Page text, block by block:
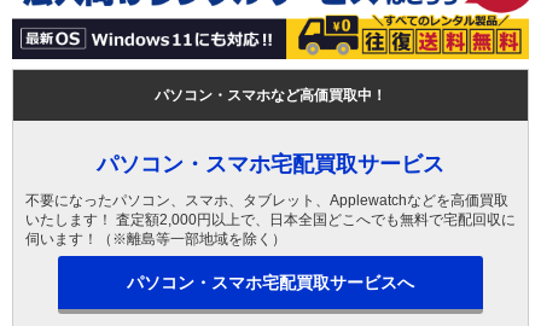
パソコン・スマホなど高価買取中！
パソコン・スマホ宅配買取サービス
不要になったパソコン、スマホ、タブレット、Applewatchなどを高価買取
いたします！ 査定額2,000円以上で、日本全国どこへでも無料で宅配回収に
伺います！（※離島等一部地域を除く）
パソコン・スマホ宅配買取サービスへ